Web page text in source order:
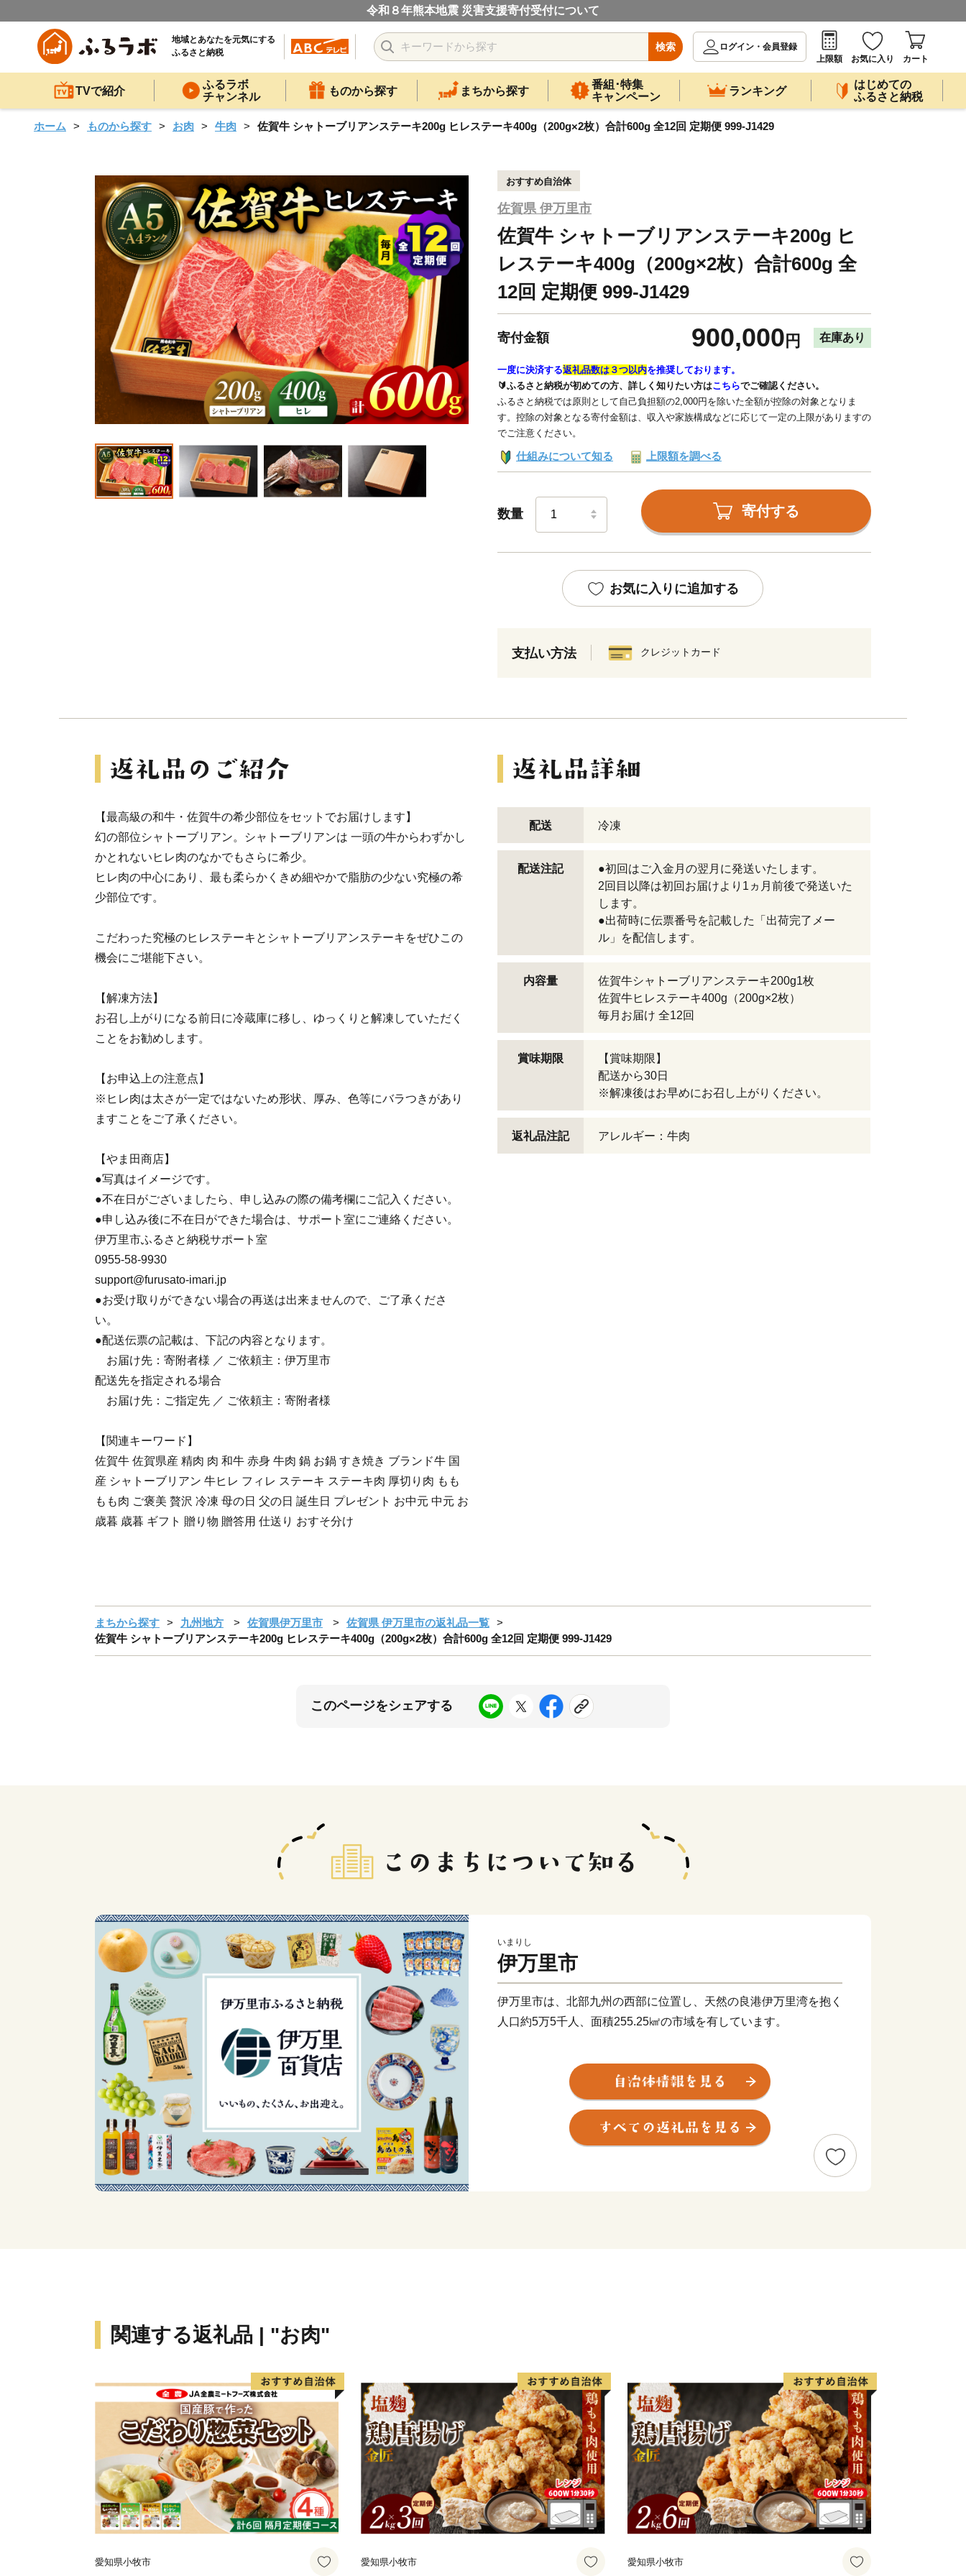
令和８年熊本地震 災害支援寄付受付について
地域とあなたを元気にする
ふるさと納税
検索
ログイン・会員登録
上限額
お気に入り カート
TVで紹介
ふるラボ
チャンネル
ものから探す まちから探す
番組･特集
キャンペーン
ランキング
はじめての
ふるさと納税
ホーム ものから探す お肉 牛肉 佐賀牛 シャトーブリアンステーキ200g ヒレステーキ400g（200g×2枚）合計600g 全12回 定期便 999-J1429
おすすめ自治体
佐賀県 伊万里市
佐賀牛 シャトーブリアンステーキ200g ヒ
レステーキ400g（200g×2枚）合計600g 全
12回 定期便 999-J1429
寄付金額 900,000 円 在庫あり
一度に決済する返礼品数は３つ以内を推奨しております。
🔰ふるさと納税が初めての方、詳しく知りたい方はこちらでご確認ください。
ふるさと納税では原則として自己負担額の2,000円を除いた全額が控除の対象となりま
す。控除の対象となる寄付金額は、収入や家族構成などに応じて一定の上限がありますの
でご注意ください。
仕組みについて知る 上限額を調べる
数量 寄付する
お気に入りに追加する
支払い方法 クレジットカード
【最高級の和牛・佐賀牛の希少部位をセットでお届けします】
幻の部位シャトーブリアン。シャトーブリアンは 一頭の牛からわずかし
かとれないヒレ肉のなかでもさらに希少。
ヒレ肉の中心にあり、最も柔らかくきめ細やかで脂肪の少ない究極の希
少部位です。
こだわった究極のヒレステーキとシャトーブリアンステーキをぜひこの
機会にご堪能下さい。
【解凍方法】
お召し上がりになる前日に冷蔵庫に移し、ゆっくりと解凍していただく
ことをお勧めします。
【お申込上の注意点】
※ヒレ肉は太さが一定ではないため形状、厚み、色等にバラつきがあり
ますことをご了承ください。
【やま田商店】
●写真はイメージです。
●不在日がございましたら、申し込みの際の備考欄にご記入ください。
●申し込み後に不在日ができた場合は、サポート室にご連絡ください。
伊万里市ふるさと納税サポート室
0955-58-9930
support@furusato-imari.jp
●お受け取りができない場合の再送は出来ませんので、ご了承くださ
い。
●配送伝票の記載は、下記の内容となります。
お届け先：寄附者様 ／ ご依頼主：伊万里市
配送先を指定される場合
お届け先：ご指定先 ／ ご依頼主：寄附者様
【関連キーワード】
佐賀牛 佐賀県産 精肉 肉 和牛 赤身 牛肉 鍋 お鍋 すき焼き ブランド牛 国
産 シャトーブリアン 牛ヒレ フィレ ステーキ ステーキ肉 厚切り肉 もも
もも肉 ご褒美 贅沢 冷凍 母の日 父の日 誕生日 プレゼント お中元 中元 お
歳暮 歳暮 ギフト 贈り物 贈答用 仕送り おすそ分け
配送 冷凍
配送注記
●初回はご入金月の翌月に発送いたします。
2回目以降は初回お届けより1ヵ月前後で発送いた
します。
●出荷時に伝票番号を記載した「出荷完了メー
ル」を配信します。
内容量
佐賀牛シャトーブリアンステーキ200g1枚
佐賀牛ヒレステーキ400g（200g×2枚）
毎月お届け 全12回
賞味期限
【賞味期限】
配送から30日
※解凍後はお早めにお召し上がりください。
返礼品注記 アレルギー：牛肉
まちから探す 九州地方 佐賀県伊万里市
佐賀県 伊万里市の返礼品一覧
佐賀牛 シャトーブリアンステーキ200g ヒレステーキ400g（200g×2枚）合計600g 全12回 定期便 999-J1429
このページをシェアする
いまりし
伊万里市
伊万里市は、北部九州の西部に位置し、天然の良港伊万里湾を抱く
人口約5万5千人、面積255.25㎢の市域を有しています。
古伊万里や石炭の積出港として栄え、「古伊万里文化」の香りが漂
う焼き物などを市内の随所で見ることができる風光明媚なまちで
全国的に評判の高い伊万里牛は、肉質はきめ細かで柔らかく、とろ
けるほどの美味しさです。由緒ある枝肉共励会で多くの賞に輝くな
関連する返礼品 | "お肉"
愛知県小牧市 愛知県小牧市 愛知県小牧市